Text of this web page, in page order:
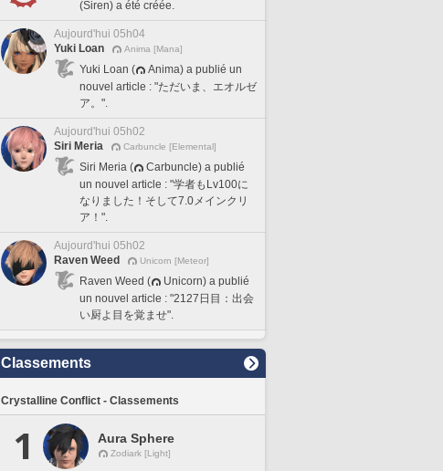
(Siren) a été créée.
Aujourd'hui 05h04
Yuki Loan
Anima [Mana]
Yuki Loan (
Anima) a publié un
nouvel article : "ただいま、エオルゼ
ア。".
Aujourd'hui 05h02
Siri Meria
Carbuncle [Elemental]
Siri Meria (
Carbuncle) a publié
un nouvel article : "学者もLv100に
なりました！そして7.0メインクリ
ア！".
Aujourd'hui 05h02
Raven Weed
Unicorn [Meteor]
Raven Weed (
Unicorn) a publié
un nouvel article : "2127日目：出会
い厨よ目を覚ませ".
Classements
Crystalline Conflict - Classements
1 Aura Sphere
Zodiark [Light]